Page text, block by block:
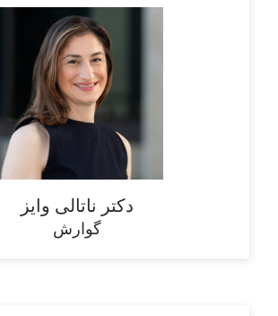
دکتر ناتالی وایز
گوارش